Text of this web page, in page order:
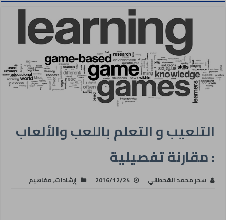
التلعيب و التعلم باللعب والألعاب
: مقارنة تفصيلية
سحر محمد القحطاني 2016/12/24 إرشادات,مفاهيم